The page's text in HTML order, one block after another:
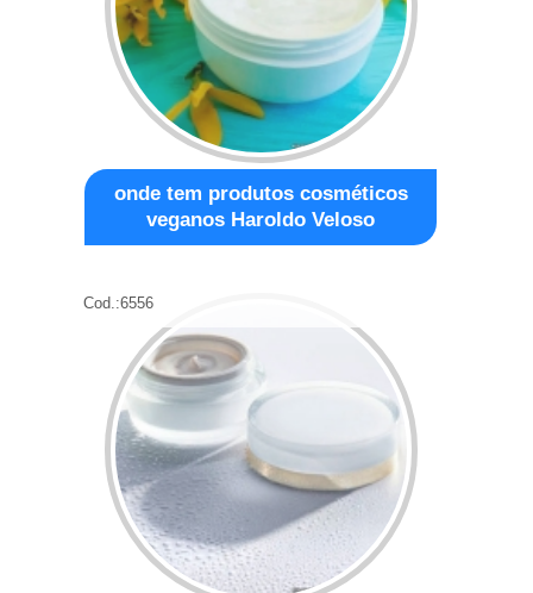
onde tem produtos cosméticos
veganos Haroldo Veloso
Cod.:6556